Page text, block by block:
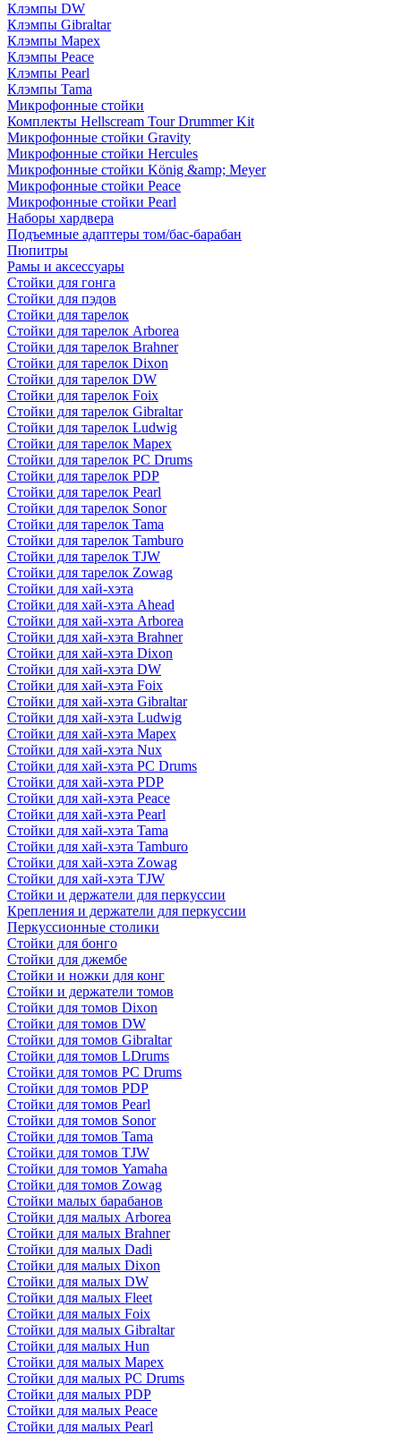
Клэмпы DW
Клэмпы Gibraltar
Клэмпы Mapex
Клэмпы Peace
Клэмпы Pearl
Клэмпы Tama
Микрофонные стойки
Комплекты Hellscream Tour Drummer Kit
Микрофонные стойки Gravity
Микрофонные стойки Hercules
Микрофонные стойки König &amp; Meyer
Микрофонные стойки Peace
Микрофонные стойки Pearl
Наборы хардвера
Подъемные адаптеры том/бас-барабан
Пюпитры
Рамы и аксессуары
Стойки для гонга
Стойки для пэдов
Стойки для тарелок
Стойки для тарелок Arborea
Стойки для тарелок Brahner
Стойки для тарелок Dixon
Стойки для тарелок DW
Стойки для тарелок Foix
Стойки для тарелок Gibraltar
Стойки для тарелок Ludwig
Стойки для тарелок Mapex
Стойки для тарелок PC Drums
Стойки для тарелок PDP
Стойки для тарелок Pearl
Стойки для тарелок Sonor
Стойки для тарелок Tama
Стойки для тарелок Tamburo
Стойки для тарелок TJW
Стойки для тарелок Zowag
Стойки для хай-хэта
Стойки для хай-хэта Ahead
Стойки для хай-хэта Arborea
Стойки для хай-хэта Brahner
Стойки для хай-хэта Dixon
Стойки для хай-хэта DW
Стойки для хай-хэта Foix
Стойки для хай-хэта Gibraltar
Стойки для хай-хэта Ludwig
Стойки для хай-хэта Mapex
Стойки для хай-хэта Nux
Стойки для хай-хэта PC Drums
Стойки для хай-хэта PDP
Стойки для хай-хэта Peace
Стойки для хай-хэта Pearl
Стойки для хай-хэта Tama
Стойки для хай-хэта Tamburo
Стойки для хай-хэта Zowag
Стойки для хай-хэта TJW
Стойки и держатели для перкуссии
Крепления и держатели для перкуссии
Перкуссионные столики
Стойки для бонго
Стойки для джембе
Стойки и ножки для конг
Стойки и держатели томов
Стойки для томов Dixon
Стойки для томов DW
Стойки для томов Gibraltar
Стойки для томов LDrums
Стойки для томов PC Drums
Стойки для томов PDP
Стойки для томов Pearl
Стойки для томов Sonor
Стойки для томов Tama
Стойки для томов TJW
Стойки для томов Yamaha
Стойки для томов Zowag
Стойки малых барабанов
Стойки для малых Arborea
Стойки для малых Brahner
Стойки для малых Dadi
Стойки для малых Dixon
Стойки для малых DW
Стойки для малых Fleet
Стойки для малых Foix
Стойки для малых Gibraltar
Стойки для малых Hun
Стойки для малых Mapex
Стойки для малых PC Drums
Стойки для малых PDP
Стойки для малых Peace
Стойки для малых Pearl